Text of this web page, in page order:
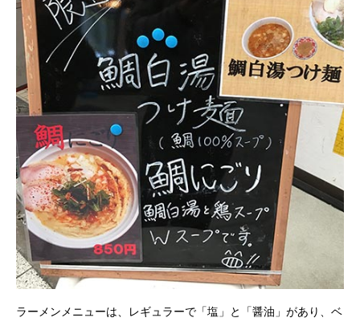
ラーメンメニューは、レギュラーで「塩」と「醤油」があり、ベ